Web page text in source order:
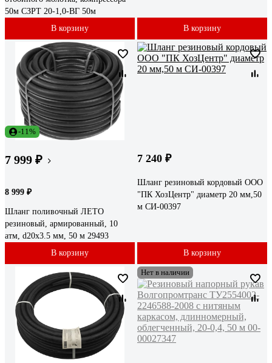
50м СЗРТ 20-1,0-ВГ 50м
В корзину
В корзину
-11%
7 999 ₽
8 999 ₽
Шланг поливочный ЛЕТО
резиновый, армированный, 10
атм, d20x3.5 мм, 50 м 29493
В корзину
7 240 ₽
Шланг резиновый кордовый ООО
"ПК ХозЦентр" диаметр 20 мм,50
м СИ-00397
В корзину
Нет в наличии